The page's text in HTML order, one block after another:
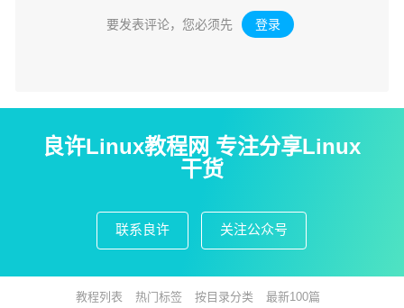
要发表评论，您必须先 登录 。
良许Linux教程网 专注分享Linux
干货
联系良许 关注公众号
教程列表 热门标签 按目录分类 最新100篇